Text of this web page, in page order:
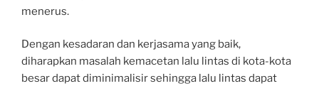
menerus.
Dengan kesadaran dan kerjasama yang baik,
diharapkan masalah kemacetan lalu lintas di kota-kota
besar dapat diminimalisir sehingga lalu lintas dapat